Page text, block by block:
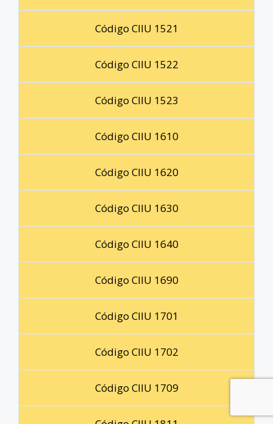
Código CIIU 1521
Código CIIU 1522
Código CIIU 1523
Código CIIU 1610
Código CIIU 1620
Código CIIU 1630
Código CIIU 1640
Código CIIU 1690
Código CIIU 1701
Código CIIU 1702
Código CIIU 1709